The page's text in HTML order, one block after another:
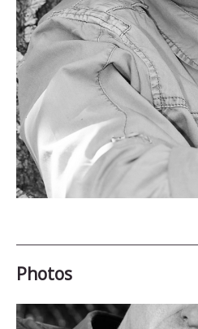
Groupes
Contact
Appelez-
nous
Photos